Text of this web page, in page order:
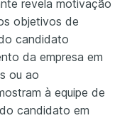
revela motivação
objetivos de
candidato
da empresa em
ou ao
à equipe de
candidato em